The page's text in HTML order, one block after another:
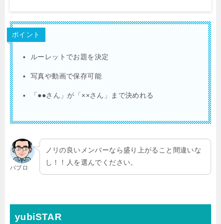
ポイント
ルーレットでお題を決定
写真や動画で保存可能
「●●さん」が「××さん」まで決めれる
パブロ
ノリの良いメンバーなら盛り上がること間違いな
し！！人を選んでください。
yubiSTAR